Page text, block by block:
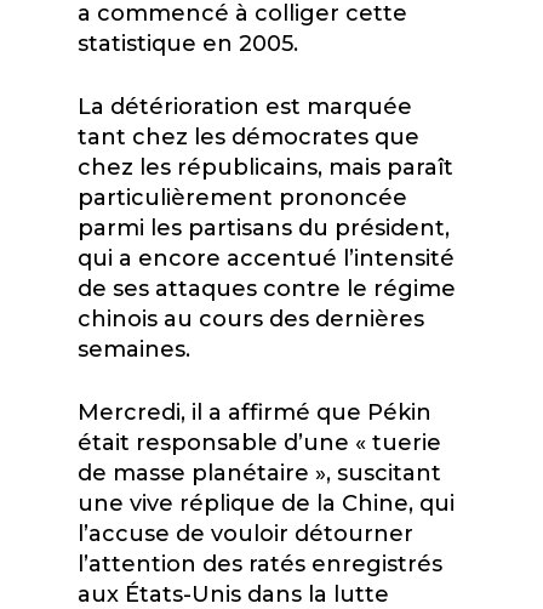
a commencé à colliger cette
statistique en 2005.
La détérioration est marquée
tant chez les démocrates que
chez les républicains, mais paraît
particulièrement prononcée
parmi les partisans du président,
qui a encore accentué l’intensité
de ses attaques contre le régime
chinois au cours des dernières
semaines.
Mercredi, il a affirmé que Pékin
était responsable d’une « tuerie
de masse planétaire », suscitant
une vive réplique de la Chine, qui
l’accuse de vouloir détourner
l’attention des ratés enregistrés
aux États-Unis dans la lutte